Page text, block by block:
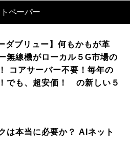
ペーパー
ダブリュー】何もかもが革
無線機がローカル５G市場の
コアサーバー不要！毎年の
でも、超安価！ の新しい５
は本当に必要か？ AIネット